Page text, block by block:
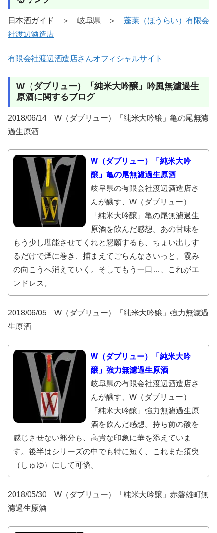
日本酒ガイド ＞ 岐阜県 ＞ 蓬莱（ほうらい）有限会
社渡辺酒造店
有限会社渡辺酒造店さんオフィシャルサイト
W（ダブリュー）「純米大吟醸」吟風無濾過生
原酒に関するブログ
2018/06/14 W（ダブリュー）「純米大吟醸」亀の尾無濾
過生原酒
W（ダブリュー）「純米大吟
醸」亀の尾無濾過生原酒
岐阜県の有限会社渡辺酒造店さ
んが醸す、W（ダブリュー）
「純米大吟醸」亀の尾無濾過生
原酒を飲んだ感想。あの甘味を
もう少し堪能させてくれと懇願するも、ちょい出しす
るだけで煙に巻き、捕まえてごらんなさいっと、霞み
の向こうへ消えていく。そしてもう一口…、これがエ
ンドレス。
2018/06/05 W（ダブリュー）「純米大吟醸」強力無濾過
生原酒
W（ダブリュー）「純米大吟
醸」強力無濾過生原酒
岐阜県の有限会社渡辺酒造店さ
んが醸す、W（ダブリュー）
「純米大吟醸」強力無濾過生原
酒を飲んだ感想。持ち前の酸を
感じさせない部分も、高貴な印象に華を添えていま
す。後半はシリーズの中でも特に短く、これまた須臾
（しゅゆ）にして可憐。
2018/05/30 W（ダブリュー）「純米大吟醸」赤磐雄町無
濾過生原酒